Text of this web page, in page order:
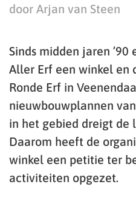
door Arjan van Steen
Sinds midden jaren
Aller Erf een winkel en
Ronde Erf in
nieuwbouwplannen
in het gebied dreigt de
Daarom heeft de
winkel een petitie ter
activiteiten opgezet.